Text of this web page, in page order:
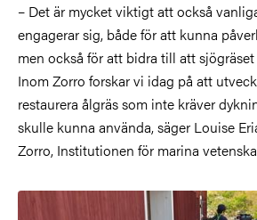
– Det är mycket viktigt att också
engagerar sig, både för att kunna
men också för att bidra till att
Inom Zorro forskar vi idag på att
restaurera ålgräs som inte kräver
skulle kunna använda, säger Louise
Zorro, Institutionen för marina
Bild